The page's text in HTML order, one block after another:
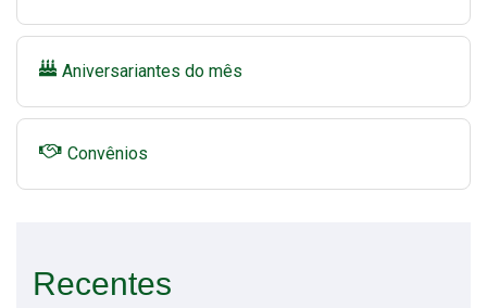
Aniversariantes do mês
Convênios
Recentes